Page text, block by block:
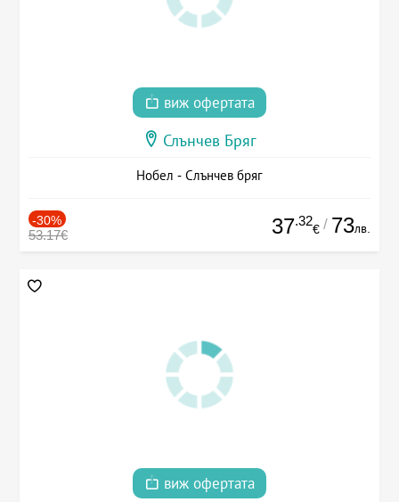
виж офертата
Слънчев Бряг
Нобел - Слънчев бряг
-30%
53.17€ 37.32
€ / 73лв.
виж офертата